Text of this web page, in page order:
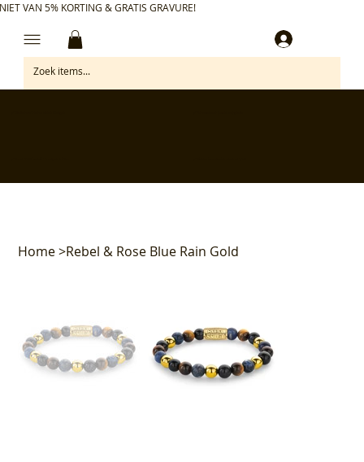
VAN 5% KORTING & GRATIS GRAVURE!
Home>Rebel & Rose Blue Rain Gold